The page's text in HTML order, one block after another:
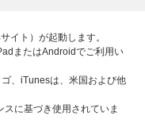
イト）が起動します。
またはAndroidでご利用い
、iTunesは、米国および他
に基づき使用されていま